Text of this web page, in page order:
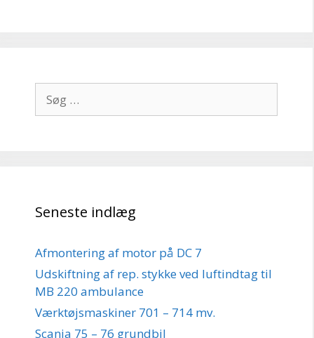
efter:
Seneste indlæg
Afmontering af motor på DC 7
Udskiftning af rep. stykke ved luftindtag til
MB 220 ambulance
Værktøjsmaskiner 701 – 714 mv.
Scania 75 – 76 grundbil